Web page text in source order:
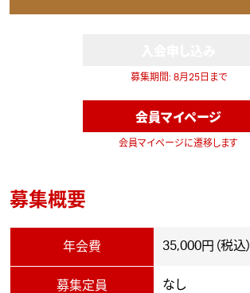
募集期間: 8月25日まで
会員マイページ
会員マイページに遷移します
募集概要
年会費 35,000円（税込）
募集定員 なし